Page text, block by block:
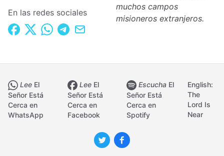
En las redes sociales
muchos campos
misioneros extranjeros.
Lee El
Señor Está
Cerca en
WhatsApp
Lee El
Señor Está
Cerca en
Facebook
EscuchaEl
Señor Está
Cerca en
Spotify
English:
The
Lord Is
Near